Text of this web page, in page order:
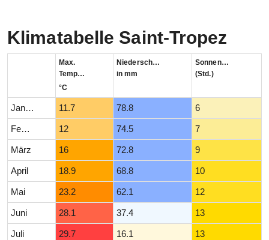
Klimatabelle Saint-Tropez
Max.
Temperatur
°C
Niederschlag
in mm
Sonnenstunden
(Std.)
Januar 11.7 78.8 6
Februar 12 74.5 7
März 16 72.8 9
April 18.9 68.8 10
Mai 23.2 62.1 12
Juni 28.1 37.4 13
Juli 29.7 16.1 13